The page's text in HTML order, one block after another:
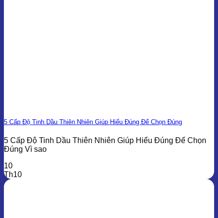
5 Cấp Độ Tinh Dầu Thiên Nhiên Giúp Hiểu Đúng Để Chọn Đúng
5 Cấp Độ Tinh Dầu Thiên Nhiên Giúp Hiểu Đúng Để Chọn
Đúng Vì sao
10
Th10